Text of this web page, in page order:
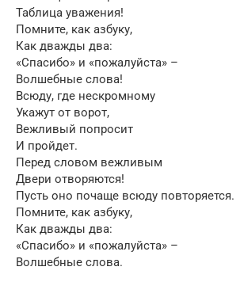
Таблица уважения!
Помните, как азбуку,
Как дважды два:
«Спасибо» и «пожалуйста» –
Волшебные слова!
Всюду, где нескромному
Укажут от ворот,
Вежливый попросит
И пройдет.
Перед словом вежливым
Двери отворяются!
Пусть оно почаще всюду повторяется.
Помните, как азбуку,
Как дважды два:
«Спасибо» и «пожалуйста» –
Волшебные слова.